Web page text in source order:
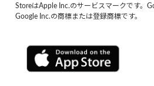
StoreはApple Inc.のサービスマークです。
Google Inc.の商標または登録商標です。